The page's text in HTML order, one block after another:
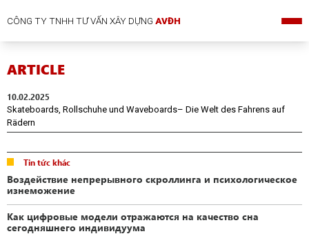
CÔNG TY TNHH TƯ VẤN XÂY DỰNGAVĐH
ARTICLE
10.02.2025
Skateboards, Rollschuhe und Waveboards– Die Welt des Fahrens auf
Rädern
Tin tức khác
Воздействие непрерывного скроллинга и психологическое
изнеможение
Как цифровые модели отражаются на качество сна
сегодняшнего индивидуума